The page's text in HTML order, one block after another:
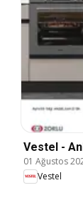
Vestel -
01 Ağustos
Vestel